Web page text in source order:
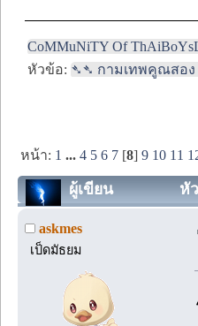
CoMMuNiTY Of
หัวข้อ: ➴➴ กามเทพคูณสอง
หน้า: 1 ...4 5 6 7 [8]9 10 11
ผู้เขียน หัว
askmes
เป็ดมัธยม